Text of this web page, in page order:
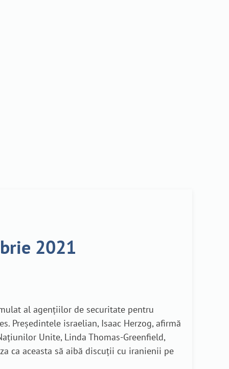
2021
al agențiilor de securitate pentru
Președintele israelian, Isaac Herzog, afirmă
Unite, Linda Thomas-Greenfield,
ca aceasta să aibă discuții cu iranienii pe